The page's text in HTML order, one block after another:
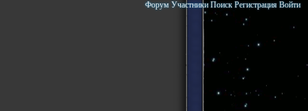
Форум Участники Поиск Регистрация Войти